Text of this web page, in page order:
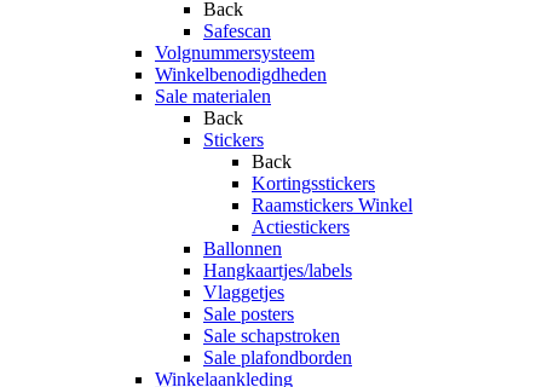
Back
Safescan
Volgnummersysteem
Winkelbenodigdheden
Sale materialen
Back
Stickers
Back
Kortingsstickers
Raamstickers Winkel
Actiestickers
Ballonnen
Hangkaartjes/labels
Vlaggetjes
Sale posters
Sale schapstroken
Sale plafondborden
Winkelaankleding